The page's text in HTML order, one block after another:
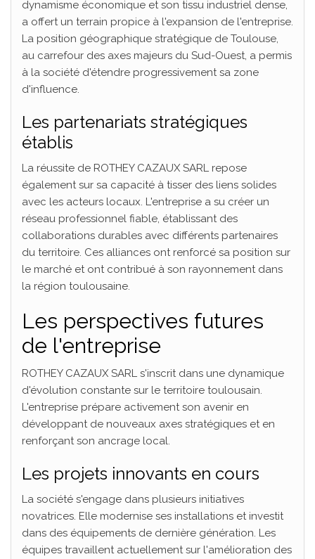
dynamisme économique et son tissu industriel dense,
a offert un terrain propice à l'expansion de l'entreprise.
La position géographique stratégique de Toulouse,
au carrefour des axes majeurs du Sud-Ouest, a permis
à la société d'étendre progressivement sa zone
d'influence.
Les partenariats stratégiques
établis
La réussite de ROTHEY CAZAUX SARL repose
également sur sa capacité à tisser des liens solides
avec les acteurs locaux. L'entreprise a su créer un
réseau professionnel fiable, établissant des
collaborations durables avec différents partenaires
du territoire. Ces alliances ont renforcé sa position sur
le marché et ont contribué à son rayonnement dans
la région toulousaine.
Les perspectives futures
de l'entreprise
ROTHEY CAZAUX SARL s'inscrit dans une dynamique
d'évolution constante sur le territoire toulousain.
L'entreprise prépare activement son avenir en
développant de nouveaux axes stratégiques et en
renforçant son ancrage local.
Les projets innovants en cours
La société s'engage dans plusieurs initiatives
novatrices. Elle modernise ses installations et investit
dans des équipements de dernière génération. Les
équipes travaillent actuellement sur l'amélioration des